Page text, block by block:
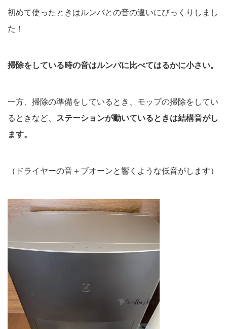
初めて使ったときはルンバとの音の違いにびっくりしまし
た！
掃除をしている時の音はルンバに比べてはるかに小さい。
一方、掃除の準備をしているとき、モップの掃除をしてい
るときなど、 ステーションが動いているときは結構音がし
ます。
（ドライヤーの音＋ブオーンと響くような低音がします）